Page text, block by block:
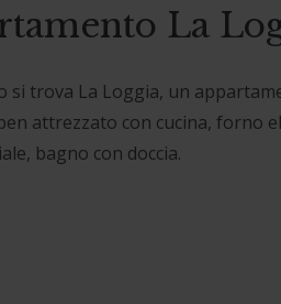
La
trova La Loggia, un
attrezzato con cucina, forno
bagno con doccia.